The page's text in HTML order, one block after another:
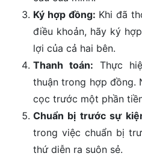
Ký hợp đồng: Khi đã
điều khoản, hãy ký
lợi của cả hai bên.
Thanh toán: Thực
thuận trong hợp đồng.
cọc trước một phần
Chuẩn bị trước sự
trong việc chuẩn bị
thứ diễn ra suôn sẻ.